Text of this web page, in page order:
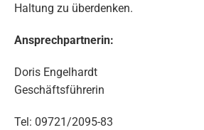
Haltung zu überdenken.
Ansprechpartnerin:
Doris Engelhardt
Geschäftsführerin
Tel: 09721/2095-83